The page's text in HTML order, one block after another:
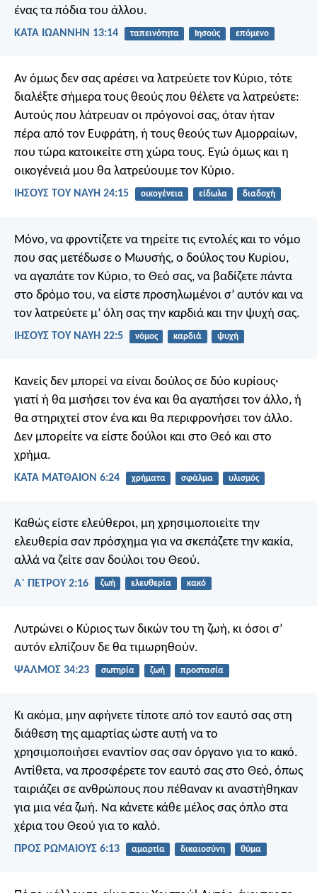
ένας τα πόδια του άλλου.
ΚΑΤΑ ΙΩΑΝΝΗΝ 13:14 ταπεινότητα Ιησούς επόμενο
Αν όμως δεν σας αρέσει να λατρεύετε τον Κύριο, τότε
διαλέξτε σήμερα τους θεούς που θέλετε να λατρεύετε:
Αυτούς που λάτρευαν οι πρόγονοί σας, όταν ήταν
πέρα από τον Ευφράτη, ή τους θεούς των Αμορραίων,
που τώρα κατοικείτε στη χώρα τους. Εγώ όμως και η
οικογένειά μου θα λατρεύουμε τον Κύριο.
ΙΗΣΟΥΣ ΤΟΥ ΝΑΥΗ 24:15 οικογένεια είδωλα διαδοχή
Μόνο, να φροντίζετε να τηρείτε τις εντολές και το νόμο
που σας μετέδωσε ο Μωυσής, ο δούλος του Κυρίου,
να αγαπάτε τον Κύριο, το Θεό σας, να βαδίζετε πάντα
στο δρόμο του, να είστε προσηλωμένοι σ’ αυτόν και να
τον λατρεύετε μ’ όλη σας την καρδιά και την ψυχή σας.
ΙΗΣΟΥΣ ΤΟΥ ΝΑΥΗ 22:5 νόμος καρδιά ψυχή
Κανείς δεν μπορεί να είναι δούλος σε δύο κυρίους·
γιατί ή θα μισήσει τον ένα και θα αγαπήσει τον άλλο, ή
θα στηριχτεί στον ένα και θα περιφρονήσει τον άλλο.
Δεν μπορείτε να είστε δούλοι και στο Θεό και στο
χρήμα.
ΚΑΤΑ ΜΑΤΘΑΙΟΝ 6:24 χρήματα σφάλμα υλισμός
Καθώς είστε ελεύθεροι, μη χρησιμοποιείτε την
ελευθερία σαν πρόσχημα για να σκεπάζετε την κακία,
αλλά να ζείτε σαν δούλοι του Θεού.
Α΄ ΠΕΤΡΟΥ 2:16 ζωή ελευθερία κακό
Λυτρώνει ο Κύριος των δικών του τη ζωή, κι όσοι σ’
αυτόν ελπίζουν δε θα τιμωρηθούν.
ΨΑΛΜΌΣ 34:23 σωτηρία ζωή προστασία
Κι ακόμα, μην αφήνετε τίποτε από τον εαυτό σας στη
διάθεση της αμαρτίας ώστε αυτή να το
χρησιμοποιήσει εναντίον σας σαν όργανο για το κακό.
Αντίθετα, να προσφέρετε τον εαυτό σας στο Θεό, όπως
ταιριάζει σε ανθρώπους που πέθαναν κι αναστήθηκαν
για μια νέα ζωή. Να κάνετε κάθε μέλος σας όπλο στα
χέρια του Θεού για το καλό.
ΠΡΟΣ ΡΩΜΑΙΟΥΣ 6:13 αμαρτία δικαιοσύνη θύμα